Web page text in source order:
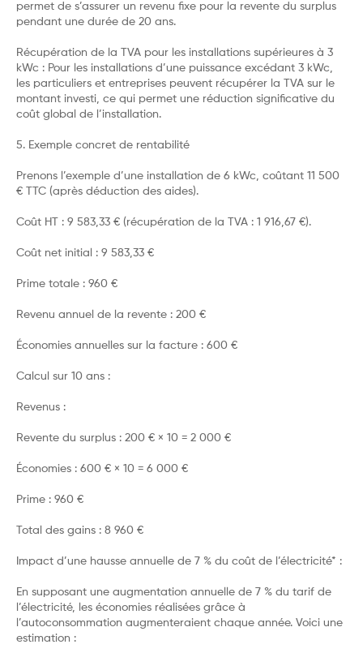
permet de s’assurer un revenu fixe pour la revente du surplus
pendant une durée de 20 ans.
Récupération de la TVA pour les installations supérieures à 3
kWc : Pour les installations d’une puissance excédant 3 kWc,
les particuliers et entreprises peuvent récupérer la TVA sur le
montant investi, ce qui permet une réduction significative du
coût global de l’installation.
5. Exemple concret de rentabilité
Prenons l’exemple d’une installation de 6 kWc, coûtant 11 500
€ TTC (après déduction des aides).
Coût HT : 9 583,33 € (récupération de la TVA : 1 916,67 €).
Coût net initial : 9 583,33 €
Prime totale : 960 €
Revenu annuel de la revente : 200 €
Économies annuelles sur la facture : 600 €
Calcul sur 10 ans :
Revenus :
Revente du surplus : 200 € × 10 = 2 000 €
Économies : 600 € × 10 = 6 000 €
Prime : 960 €
Total des gains : 8 960 €
Impact d’une hausse annuelle de 7 % du coût de l’électricité* :
En supposant une augmentation annuelle de 7 % du tarif de
l’électricité, les économies réalisées grâce à
l’autoconsommation augmenteraient chaque année. Voici une
estimation :